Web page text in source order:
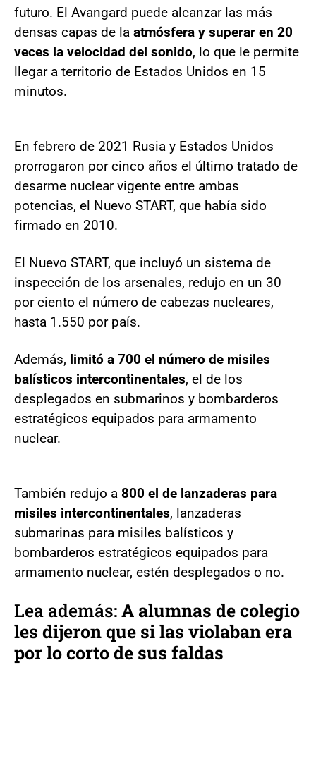
futuro. El Avangard puede alcanzar las más
densas capas de la atmósfera y superar en 20
veces la velocidad del sonido, lo que le permite
llegar a territorio de Estados Unidos en 15
minutos.
En febrero de 2021 Rusia y Estados Unidos
prorrogaron por cinco años el último tratado de
desarme nuclear vigente entre ambas
potencias, el Nuevo START, que había sido
firmado en 2010.
El Nuevo START, que incluyó un sistema de
inspección de los arsenales, redujo en un 30
por ciento el número de cabezas nucleares,
hasta 1.550 por país.
Además, limitó a 700 el número de misiles
balísticos intercontinentales, el de los
desplegados en submarinos y bombarderos
estratégicos equipados para armamento
nuclear.
También redujo a 800 el de lanzaderas para
misiles intercontinentales, lanzaderas
submarinas para misiles balísticos y
bombarderos estratégicos equipados para
armamento nuclear, estén desplegados o no.
Lea además:A alumnas de colegio
les dijeron que si las violaban era
por lo corto de sus faldas